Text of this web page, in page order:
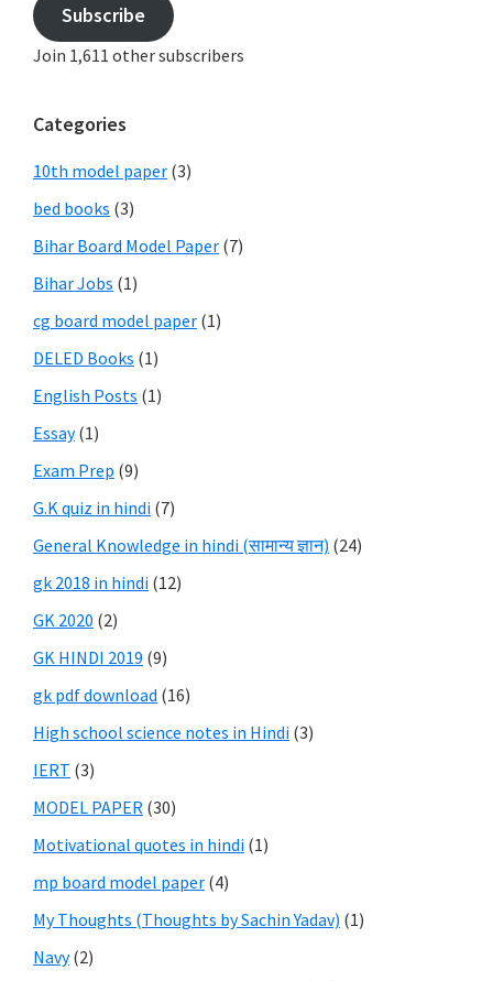
Subscribe
Join 1,611 other subscribers
Categories
10th model paper (3)
bed books (3)
Bihar Board Model Paper (7)
Bihar Jobs (1)
cg board model paper (1)
DELED Books (1)
English Posts (1)
Essay(1)
Exam Prep (9)
G.K quiz in hindi (7)
General Knowledge in hindi (सामान्य ज्ञान) (24)
gk 2018 in hindi (12)
GK 2020 (2)
GK HINDI 2019 (9)
gk pdf download (16)
High school science notes in Hindi (3)
IERT (3)
MODEL PAPER (30)
Motivational quotes in hindi (1)
mp board model paper (4)
My Thoughts (Thoughts by Sachin Yadav) (1)
Navy(2)